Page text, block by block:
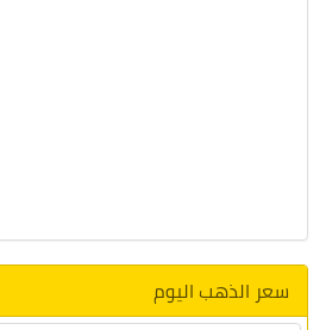
سعر الذهب اليوم